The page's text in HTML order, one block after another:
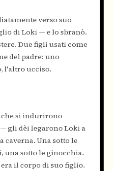
verso suo
di Loki — e lo sbranò.
Due figli usati come
del padre: uno
l'altro ucciso.
che si indurirono
gli dèi legarono Loki a
Una sotto le
una sotto le ginocchia.
il corpo di suo figlio.